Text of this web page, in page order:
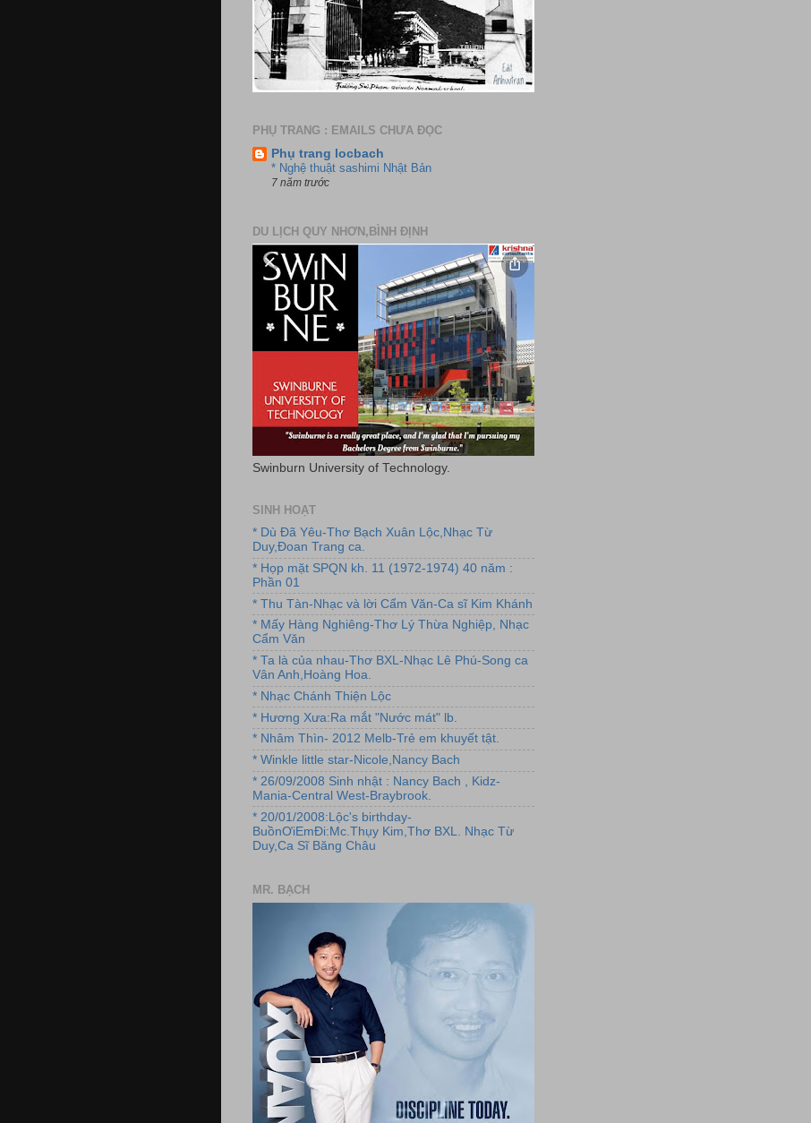
PHỤ TRANG : EMAILS CHƯA ĐỌC
Phụ trang locbach
* Nghệ thuật sashimi Nhật Bản
7 năm trước
DU LỊCH QUY NHƠN,BÌNH ĐỊNH
Swinburn University of Technology.
SINH HOẠT
* Dù Đã Yêu-Thơ Bạch Xuân Lộc,Nhạc Từ
Duy,Đoan Trang ca.
* Họp mặt SPQN kh. 11 (1972-1974) 40 năm :
Phần 01
* Thu Tàn-Nhạc và lời Cẩm Văn-Ca sĩ Kim Khánh
* Mấy Hàng Nghiêng-Thơ Lý Thừa Nghiệp, Nhạc
Cẩm Văn
* Ta là của nhau-Thơ BXL-Nhạc Lê Phú-Song ca
Vân Anh,Hoàng Hoa.
* Nhạc Chánh Thiện Lộc
* Hương Xưa:Ra mắt "Nước mát" lb.
* Nhâm Thìn- 2012 Melb-Trẻ em khuyết tật.
* Winkle little star-Nicole,Nancy Bach
* 26/09/2008 Sinh nhật : Nancy Bach , Kidz-
Mania-Central West-Braybrook.
* 20/01/2008:Lộc's birthday-
BuồnƠiEmĐi:Mc.Thụy Kim,Thơ BXL. Nhạc Từ
Duy,Ca Sĩ Băng Châu
MR. BẠCH